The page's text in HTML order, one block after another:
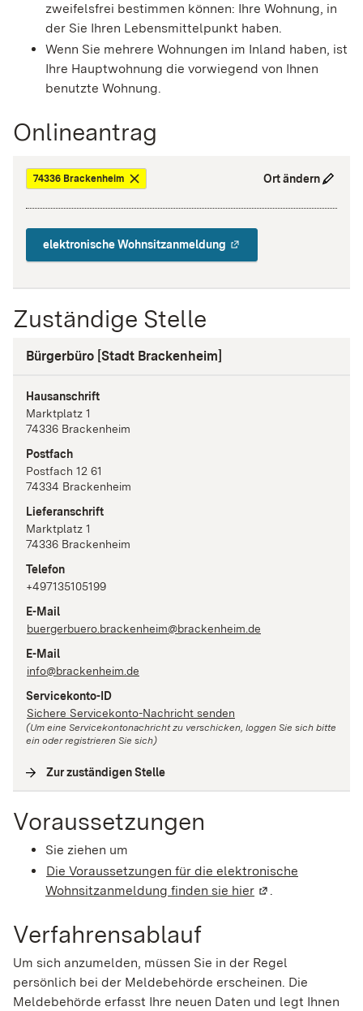
zweifelsfrei bestimmen können: Ihre Wohnung, in
der Sie Ihren Lebensmittelpunkt haben.
Wenn Sie mehrere Wohnungen im Inland haben, ist
Ihre Hauptwohnung die vorwiegend von Ihnen
benutzte Wohnung.
Onlineantrag
74336 Brackenheim Ort ändern
elektronische Wohnsitzanmeldung
Zuständige Stelle
Bürgerbüro [Stadt Brackenheim]
Hausanschrift
Marktplatz 1
74336 Brackenheim
Postfach
Postfach 12 61
74334 Brackenheim
Lieferanschrift
Marktplatz 1
74336 Brackenheim
Telefon
+497135105199
E-Mail
buergerbuero.brackenheim@brackenheim.de
E-Mail
info@brackenheim.de
Servicekonto-ID
Sichere Servicekonto-Nachricht senden
(Um eine Servicekontonachricht zu verschicken, loggen Sie sich bitte
ein oder registrieren Sie sich)
Zur zuständigen Stelle
Voraussetzungen
Sie ziehen um
Die Voraussetzungen für die elektronische
Wohnsitzanmeldung finden sie hier (Wird in einem
.
Verfahrensablauf
Um sich anzumelden, müssen Sie in der Regel
persönlich bei der Meldebehörde erscheinen. Die
Meldebehörde erfasst Ihre neuen Daten und legt Ihnen